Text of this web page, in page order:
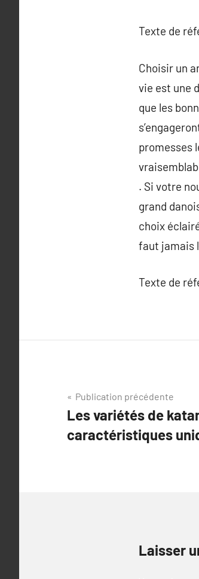
Texte de
Choisir un
vie est une
que les
promesses
. Si votre
grand
choix
faut jamais
Texte de
Navigation
de
l’article
Publication précédente
Les variétés de
caractéristiques
Laisser